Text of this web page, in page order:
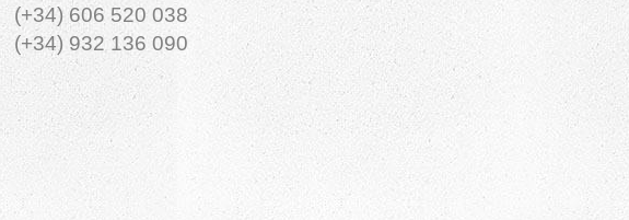
(+34) 606 520 038
(+34) 932 136 090